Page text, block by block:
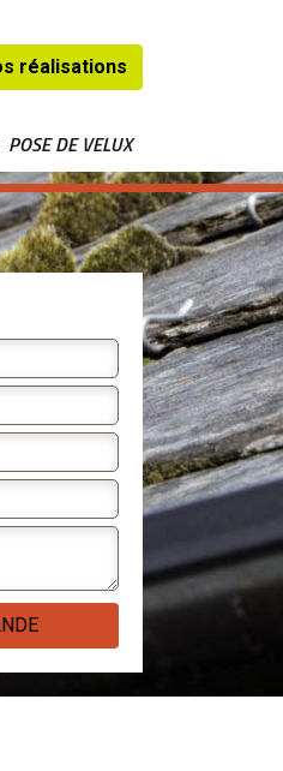
réalisations
POSE DE VELUX